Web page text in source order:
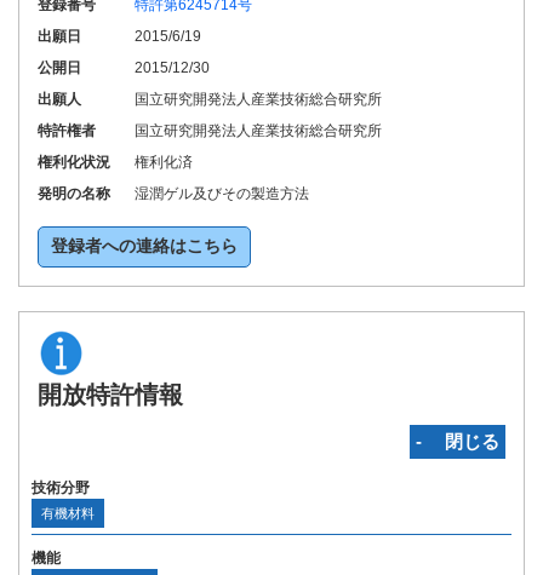
登録番号
特許第6245714号
出願日
2015/6/19
公開日
2015/12/30
出願人
国立研究開発法人産業技術総合研究所
特許権者
国立研究開発法人産業技術総合研究所
権利化状況
権利化済
発明の名称
湿潤ゲル及びその製造方法
登録者への連絡はこちら
開放特許情報
‐ 閉じる
技術分野
有機材料
機能